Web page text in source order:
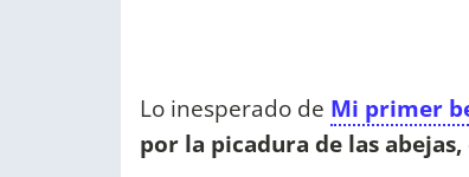
Lo inesperado de Mi primer
por la picadura de las